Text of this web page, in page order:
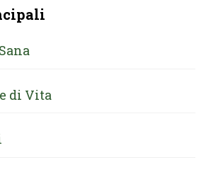
di Vita